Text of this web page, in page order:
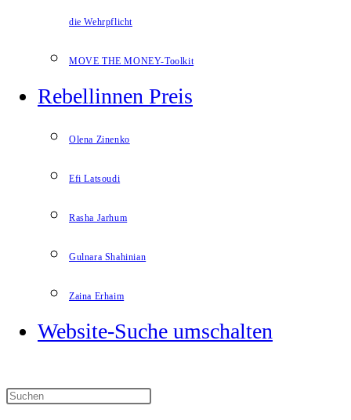
die Wehrpflicht
MOVE THE MONEY-Toolkit
Rebellinnen Preis
Olena Zinenko
Efi Latsoudi
Rasha Jarhum
Gulnara Shahinian
Zaina Erhaim
Website-Suche umschalten